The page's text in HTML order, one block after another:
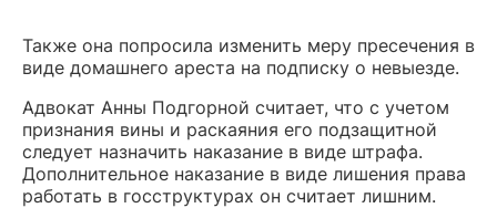
Также она попросила изменить меру пресечения в
виде домашнего ареста на подписку о невыезде.
Адвокат Анны Подгорной считает, что с учетом
признания вины и раскаяния его подзащитной
следует назначить наказание в виде штрафа.
Дополнительное наказание в виде лишения права
работать в госструктурах он считает лишним.